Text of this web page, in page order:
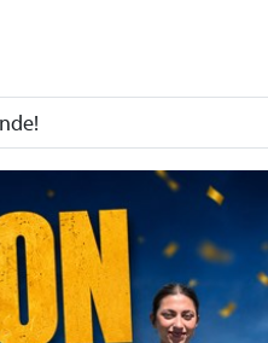
Spor Bilgi Sistemi